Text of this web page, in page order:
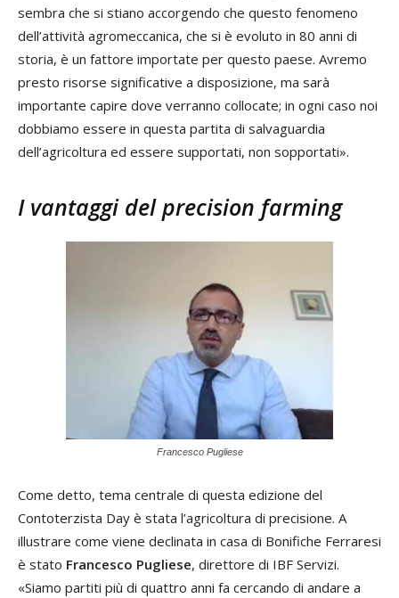
sembra che si stiano accorgendo che questo fenomeno
dell’attività agromeccanica, che si è evoluto in 80 anni di
storia, è un fattore importate per questo paese. Avremo
presto risorse significative a disposizione, ma sarà
importante capire dove verranno collocate; in ogni caso noi
dobbiamo essere in questa partita di salvaguardia
dell’agricoltura ed essere supportati, non sopportati».
I vantaggi del precision farming
Francesco Pugliese
Come detto, tema centrale di questa edizione del
Contoterzista Day è stata l’agricoltura di precisione. A
illustrare come viene declinata in casa di Bonifiche Ferraresi
è stato Francesco Pugliese, direttore di IBF Servizi.
«Siamo partiti più di quattro anni fa cercando di andare a